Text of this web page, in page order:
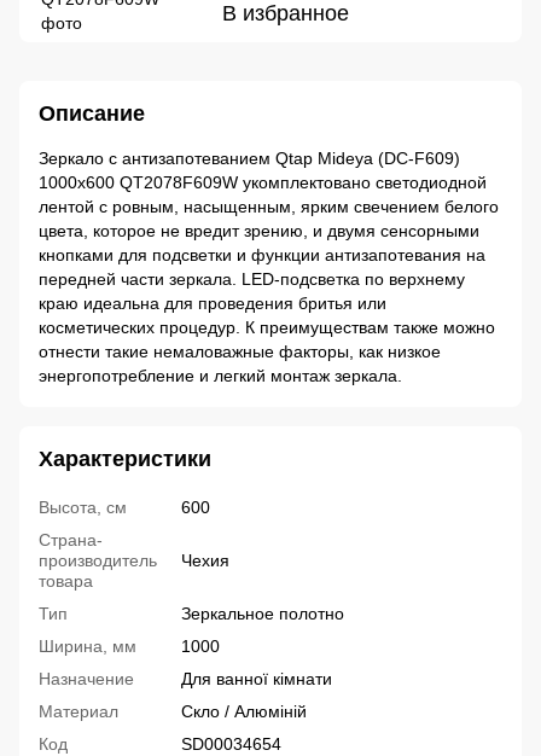
В избранное
Описание
Зеркало с антизапотеванием Qtap Mideya (DC-F609)
1000х600 QT2078F609W укомплектовано светодиодной
лентой с ровным, насыщенным, ярким свечением белого
цвета, которое не вредит зрению, и двумя сенсорными
кнопками для подсветки и функции антизапотевания на
передней части зеркала. LED-подсветка по верхнему
краю идеальна для проведения бритья или
косметических процедур. К преимуществам также можно
отнести такие немаловажные факторы, как низкое
энергопотребление и легкий монтаж зеркала.
Характеристики
Высота, см
600
Страна-
производитель
товара
Чехия
Тип
Зеркальное полотно
Ширина, мм
1000
Назначение
Для ванної кімнати
Материал
Скло / Алюміній
Код
SD00034654